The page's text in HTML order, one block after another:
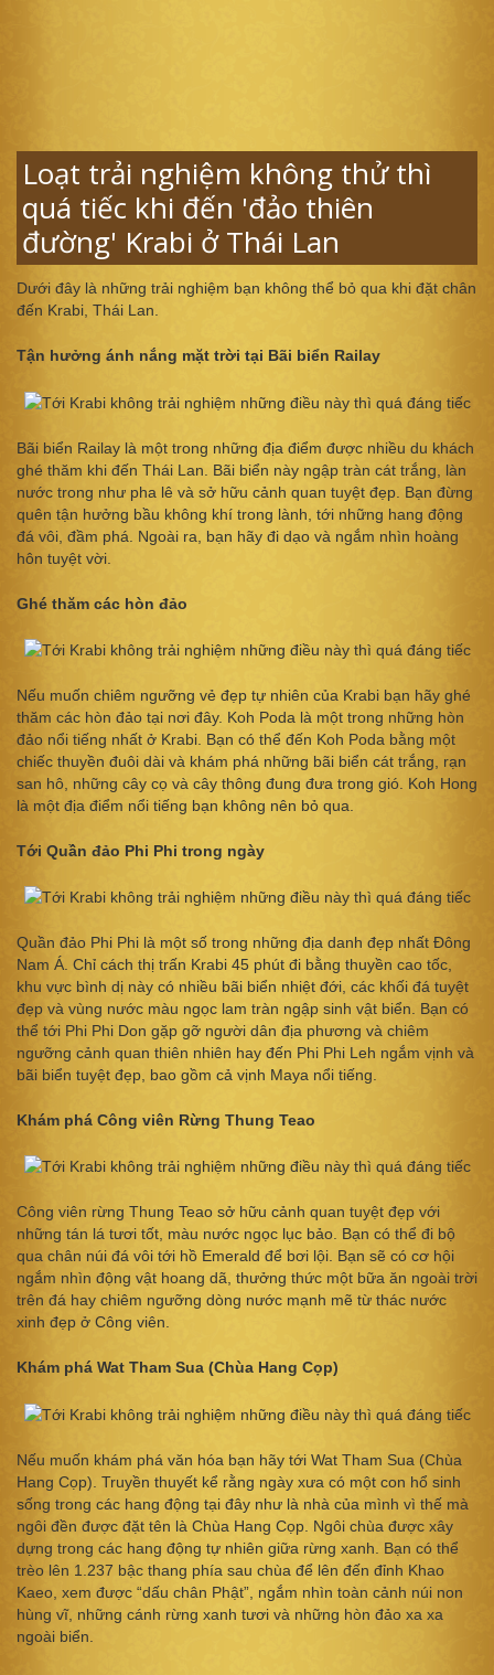
Loạt trải nghiệm không thử thì
quá tiếc khi đến 'đảo thiên
đường' Krabi ở Thái Lan
Dưới đây là những trải nghiệm bạn không thể bỏ qua khi đặt chân
đến Krabi, Thái Lan.
Tận hưởng ánh nắng mặt trời tại Bãi biển Railay
Bãi biển Railay là một trong những địa điểm được nhiều du khách
ghé thăm khi đến Thái Lan. Bãi biển này ngập tràn cát trắng, làn
nước trong như pha lê và sở hữu cảnh quan tuyệt đẹp. Bạn đừng
quên tận hưởng bầu không khí trong lành, tới những hang động
đá vôi, đầm phá. Ngoài ra, bạn hãy đi dạo và ngắm nhìn hoàng
hôn tuyệt vời.
Ghé thăm các hòn đảo
Nếu muốn chiêm ngưỡng vẻ đẹp tự nhiên của Krabi bạn hãy ghé
thăm các hòn đảo tại nơi đây. Koh Poda là một trong những hòn
đảo nổi tiếng nhất ở Krabi. Bạn có thể đến Koh Poda bằng một
chiếc thuyền đuôi dài và khám phá những bãi biển cát trắng, rạn
san hô, những cây cọ và cây thông đung đưa trong gió. Koh Hong
là một địa điểm nổi tiếng bạn không nên bỏ qua.
Tới Quần đảo Phi Phi trong ngày
Quần đảo Phi Phi là một số trong những địa danh đẹp nhất Đông
Nam Á. Chỉ cách thị trấn Krabi 45 phút đi bằng thuyền cao tốc,
khu vực bình dị này có nhiều bãi biển nhiệt đới, các khối đá tuyệt
đẹp và vùng nước màu ngọc lam tràn ngập sinh vật biển. Bạn có
thể tới Phi Phi Don gặp gỡ người dân địa phương và chiêm
ngưỡng cảnh quan thiên nhiên hay đến Phi Phi Leh ngắm vịnh và
bãi biển tuyệt đẹp, bao gồm cả vịnh Maya nổi tiếng.
Khám phá Công viên Rừng Thung Teao
Công viên rừng Thung Teao sở hữu cảnh quan tuyệt đẹp với
những tán lá tươi tốt, màu nước ngọc lục bảo. Bạn có thể đi bộ
qua chân núi đá vôi tới hồ Emerald để bơi lội. Bạn sẽ có cơ hội
ngắm nhìn động vật hoang dã, thưởng thức một bữa ăn ngoài trời
trên đá hay chiêm ngưỡng dòng nước mạnh mẽ từ thác nước
xinh đẹp ở Công viên.
Khám phá Wat Tham Sua (Chùa Hang Cọp)
Nếu muốn khám phá văn hóa bạn hãy tới Wat Tham Sua (Chùa
Hang Cọp). Truyền thuyết kể rằng ngày xưa có một con hổ sinh
sống trong các hang động tại đây như là nhà của mình vì thế mà
ngôi đền được đặt tên là Chùa Hang Cọp. Ngôi chùa được xây
dựng trong các hang động tự nhiên giữa rừng xanh. Bạn có thể
trèo lên 1.237 bậc thang phía sau chùa để lên đến đỉnh Khao
Kaeo, xem được “dấu chân Phật”, ngắm nhìn toàn cảnh núi non
hùng vĩ, những cánh rừng xanh tươi và những hòn đảo xa xa
ngoài biển.